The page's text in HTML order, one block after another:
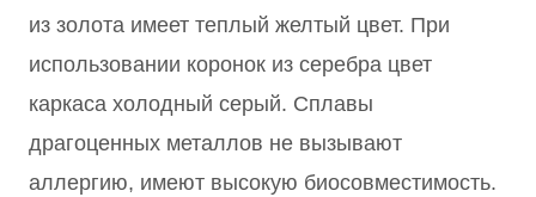
из золота имеет теплый желтый цвет. При
использовании коронок из серебра цвет
каркаса холодный серый. Сплавы
драгоценных металлов не вызывают
аллергию, имеют высокую биосовместимость.